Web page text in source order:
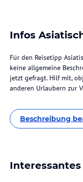
Infos
Für den Reisetipp
keine allgemeine
jetzt gefragt. Hilf mit,
anderen Urlaubern zur
Beschreibung